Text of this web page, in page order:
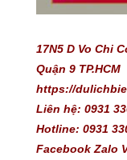
17N5 D Vo Chi
Quận 9 TP.HCM
https://
Liên hệ: 0931
Hotline: 0931
Facebook Zalo